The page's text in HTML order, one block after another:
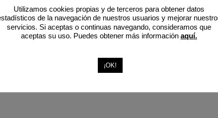
la sociedad actual a la hora de habitar los espacios.
Utilizamos cookies propias y de terceros para obtener datos
de la navegación de nuestros usuarios y mejorar
servicios. Si aceptas o continuas navegando, consideramos que
aceptas su uso. Puedes obtener más información aquí.
¡OK!